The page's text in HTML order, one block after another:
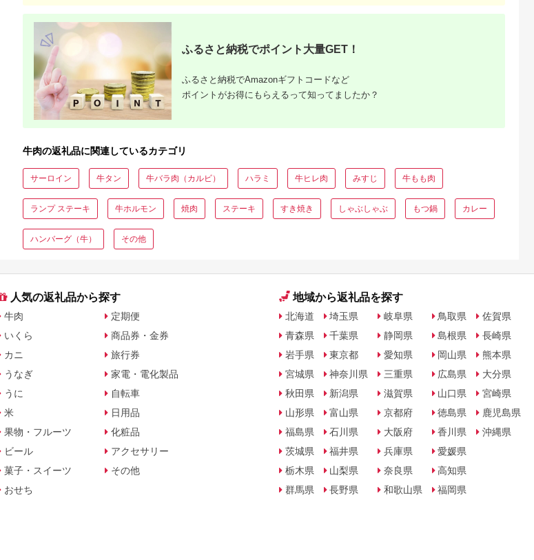
焼き肉 やきにく 京都
限定 ギフト 送料無料
信州 長野県産
寄付金額:19,000円
枚 鉄板焼き 網焼き 焼
肉 バーベキュー BBQ
F4N-1239
寄付金額:24,000円 寄付金額:32,000円 寄付金額:30,000円
島】【1385039】
寄付金額:28,000円
キ90g×2枚_ 神戸牛
牛肉 肉 牛 にく ステ
寄付金額:40,000
！ふるさと納税
下でおすすめ牛肉
ランキング！
【2026年版】楽天ふるさと
納税 還元率ランキング｜高
還元率返礼品をジャンル別
に比較
ふるさと納税でポイント大量GET！
ふるさと納税でAmazonギフトコードなど
ポイントがお得にもらえるって知ってましたか？
牛肉の返礼品に関連しているカテゴリ
サーロイン 牛タン 牛バラ肉（カルビ） ハラミ 牛ヒレ肉 みすじ 牛もも肉
ランプ ステーキ 牛ホルモン 焼肉 ステーキ すき焼き しゃぶしゃぶ もつ鍋 カレー
ハンバーグ（牛） その他
人気の返礼品から探す
牛肉
いくら
カニ
うなぎ
うに
米
果物・フルーツ
ビール
菓子・スイーツ
おせち
定期便
商品券・金券
旅行券
家電・電化製品
自転車
日用品
化粧品
アクセサリー
その他
地域から返礼品を探す
北海道
青森県
岩手県
宮城県
秋田県
山形県
福島県
茨城県
栃木県
群馬県
埼玉県
千葉県
東京都
神奈川県
新潟県
富山県
石川県
福井県
山梨県
長野県
岐阜県
静岡県
愛知県
三重県
滋賀県
京都府
大阪府
兵庫県
奈良県
和歌山県
鳥取県
島根県
岡山県
広島県
山口県
徳島県
香川県
愛媛県
高知県
福岡県
佐賀県
長崎県
熊本県
大分県
宮崎県
鹿児島県
沖縄県